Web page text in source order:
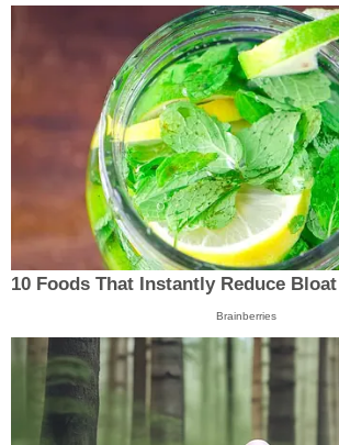
10 Foods That Instantly Reduce Bloat
Brainberries